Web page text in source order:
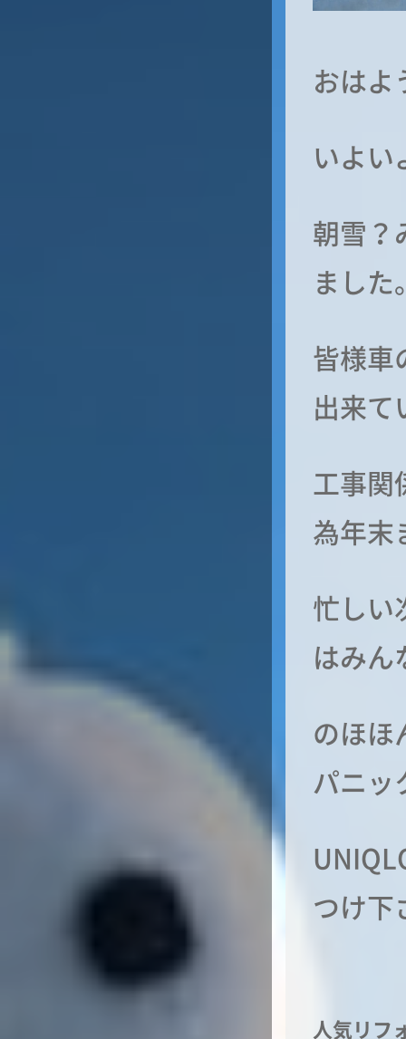
おはよ
いよい
朝雪？
ました
皆様車
出来て
工事関
為年末
忙しい
はみん
のほほ
パニッ
つけ下
人気リフ